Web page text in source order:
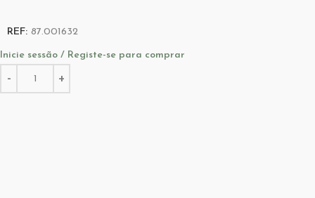
REF: 87.001632
Inicie sessão / Registe-se para comprar